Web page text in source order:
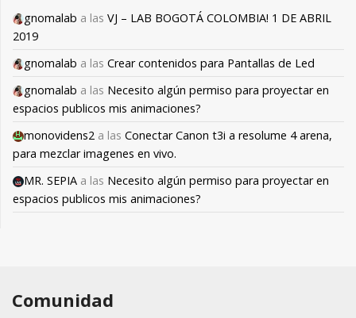
gnomalab a las VJ – LAB BOGOTÁ COLOMBIA! 1 DE ABRIL
2019
gnomalab a las Crear contenidos para Pantallas de Led
gnomalab a las Necesito algún permiso para proyectar en
espacios publicos mis animaciones?
monovidens2 a las Conectar Canon t3i a resolume 4 arena,
para mezclar imagenes en vivo.
MR. SEPIA a las Necesito algún permiso para proyectar en
espacios publicos mis animaciones?
Comunidad